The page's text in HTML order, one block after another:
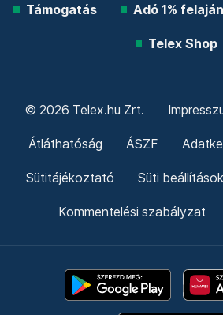
Támogatás Adó 1%
Telex Shop
© 2026 Telex.hu Zrt.
Átláthatóság ÁSZF
Sütitájékoztató Süti beállítások
Kommentelési szabályzat